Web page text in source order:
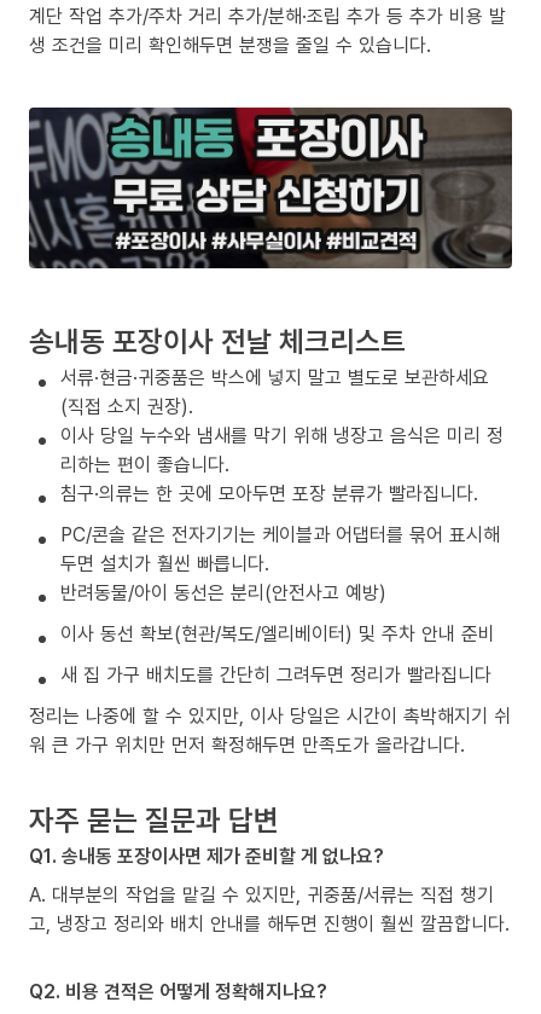
계단 작업 추가/주차 거리 추가/분해·조립 추가 등 추가 비용 발
생 조건을 미리 확인해두면 분쟁을 줄일 수 있습니다.
송내동 포장이사 전날 체크리스트
서류·현금·귀중품은 박스에 넣지 말고 별도로 보관하세요
(직접 소지 권장).
이사 당일 누수와 냄새를 막기 위해 냉장고 음식은 미리 정
리하는 편이 좋습니다.
침구·의류는 한 곳에 모아두면 포장 분류가 빨라집니다.
PC/콘솔 같은 전자기기는 케이블과 어댑터를 묶어 표시해
두면 설치가 훨씬 빠릅니다.
반려동물/아이 동선은 분리(안전사고 예방)
이사 동선 확보(현관/복도/엘리베이터) 및 주차 안내 준비
새 집 가구 배치도를 간단히 그려두면 정리가 빨라집니다
정리는 나중에 할 수 있지만, 이사 당일은 시간이 촉박해지기 쉬
워 큰 가구 위치만 먼저 확정해두면 만족도가 올라갑니다.
자주 묻는 질문과 답변
Q1. 송내동 포장이사면 제가 준비할 게 없나요?
A. 대부분의 작업을 맡길 수 있지만, 귀중품/서류는 직접 챙기
고, 냉장고 정리와 배치 안내를 해두면 진행이 훨씬 깔끔합니다.
Q2. 비용 견적은 어떻게 정확해지나요?